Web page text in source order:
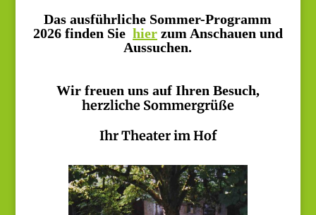
Das ausführliche Sommer-Programm
2026 finden Sie hierzum Anschauen und
Aussuchen.
Wir freuen uns auf Ihren Besuch,
herzliche Sommergrüße
Ihr Theater im Hof